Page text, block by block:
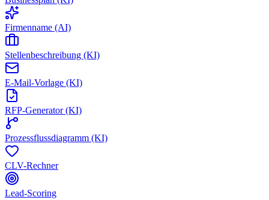
Firmenname (AI)
Stellenbeschreibung (KI)
E-Mail-Vorlage (KI)
RFP-Generator (KI)
Prozessflussdiagramm (KI)
CLV-Rechner
Lead-Scoring